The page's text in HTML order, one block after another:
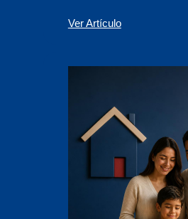
Ver Artículo